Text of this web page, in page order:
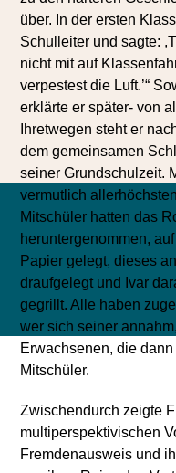
über. In der ersten
Schulleiter und sagte:
nicht mit auf
verpestest die Luft.’“
erklärte er später- von
Ihretwegen steht er
dem gemeinsamen
seiner Grundschulzeit.
vermutlich
Mitschüler hatten das
heruntergenommen,
Papier gelegt, dieses
draufgelegt und Ivar
gegrillt. Alle haben
wer sich seiner
Erwachsenen, die
Mitschüler.
Zwischendurch zeigte
multiperspektivischen
Fremdenausweis und